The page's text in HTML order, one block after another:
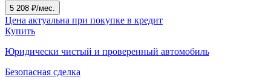
5 208 ₽/мес.
Цена актуальна при покупке в кредит
Купить
Юридически чистый и проверенный автомобиль
Безопасная сделка